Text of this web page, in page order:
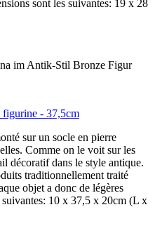
sont les suivantes: 19 x 28
figurine - 37,5cm
sur un socle en pierre
Comme on le voit sur les
décoratif dans le style antique.
traditionnellement traité
objet a donc de légères
10 x 37,5 x 20cm (L x